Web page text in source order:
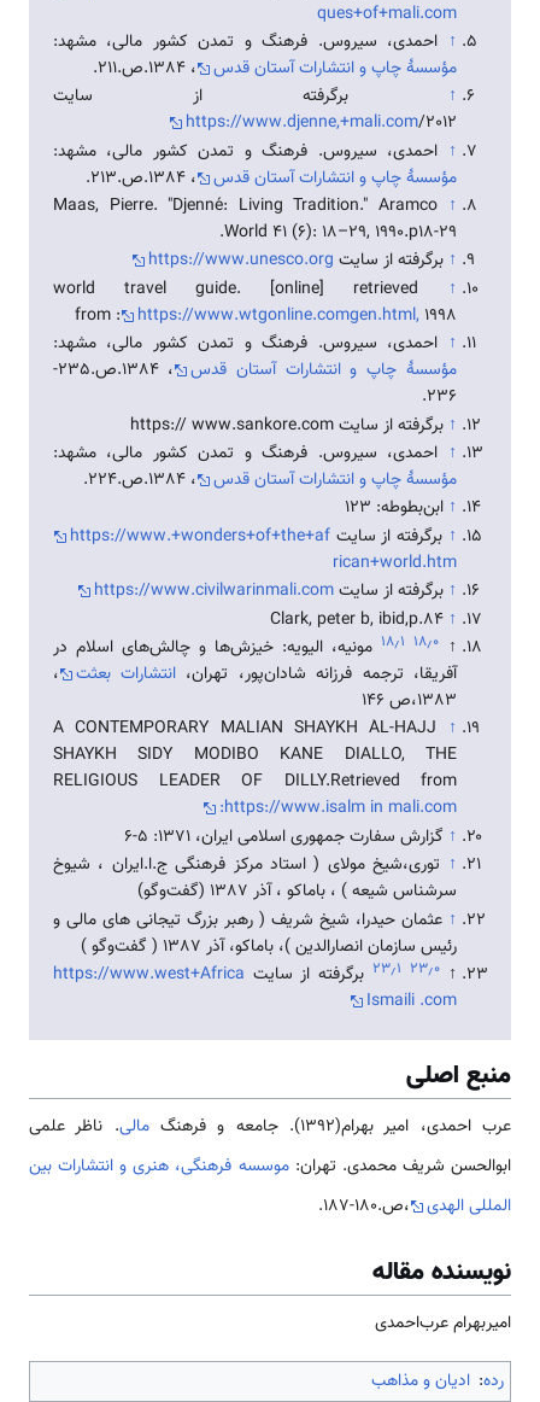
ques+of+mali.com
↑ احمدی، سيروس. فرهنگ و تمدن كشور مالی، مشهد:
مؤسسۀ چاپ و انتشارات آستان قدس
، 1384.ص.211.
↑
برگرفته از سایت
https://www.djenne,+mali.com/2012
↑ احمدی، سيروس. فرهنگ و تمدن كشور مالی، مشهد:
مؤسسۀ چاپ و انتشارات آستان قدس
، 1384.ص.213.
↑
Maas, Pierre. "Djenné: Living Tradition." Aramco
World 41 (6): 18–29, 1990.p18-29.
↑ برگرفته از سایت https://www.unesco.org
↑
world travel guide. [online] retrieved
from :
https://www.wtgonline.comgen.html, 1998
↑ احمدی، سيروس. فرهنگ و تمدن كشور مالی، مشهد:
مؤسسۀ چاپ و انتشارات آستان قدس
، 1384.ص.235-
236.
↑ برگرفته از سایت https:// www.sankore.com
↑ احمدی، سيروس. فرهنگ و تمدن كشور مالی، مشهد:
مؤسسۀ چاپ و انتشارات آستان قدس
، 1384.ص.224.
↑ ابن‌بطوطه: 123
↑ برگرفته از سایت https://www.+wonders+of+the+af
rican+world.htm
↑ برگرفته از سایتhttps://www.civilwarinmali.com
↑
Clark, peter b, ibid,p.84
↑ ۱۸٫۰ ۱۸٫۱
مونيه، اليويه: خيزش‌ها و چالش‌های اسلام در
آفريقا، ترجمه فرزانه شادان‌پور، تهران، انتشارات بعثت
،
1383،ص 146
↑
A CONTEMPORARY MALIAN SHAYKH ÀL-HAJJ
SHAYKH SIDY MODIBO KANE DIALLO, THE
RELIGIOUS LEADER OF DILLY.Retrieved from
:https://www.isalm in mali.com
↑ گزارش سفارت جمهوری اسلامی ایران، 1371: 5-6
↑ توری،شیخ مولای ( استاد مرکز فرهنگی ج.ا.ایران ، شیوخ
سرشناس شیعه ) ، باماکو ، آذر 1387 (گفت‌وگو)
↑ عثمان حیدرا، شیخ شریف ( رهبر بزرگ تیجانی های مالی و
رئیس سازمان انصارالدین )، باماکو، آذر 1387 ( گفت‌وگو )
↑ ۲۳٫۰ ۲۳٫۱ برگرفته از سایت https://www.west+Africa
Ismaili .com
منبع اصلی
عرب احمدی، امیر بهرام(1392). جامعه و فرهنگ مالی. ناظر علمی
ابوالحسن شریف محمدی. تهران:موسسه فرهنگی، هنری و انتشارات بین
المللی الهدی
،ص.180-187.
نویسنده مقاله
امیربهرام‌ عرب‌احمدی
رده: ادیان و مذاهب